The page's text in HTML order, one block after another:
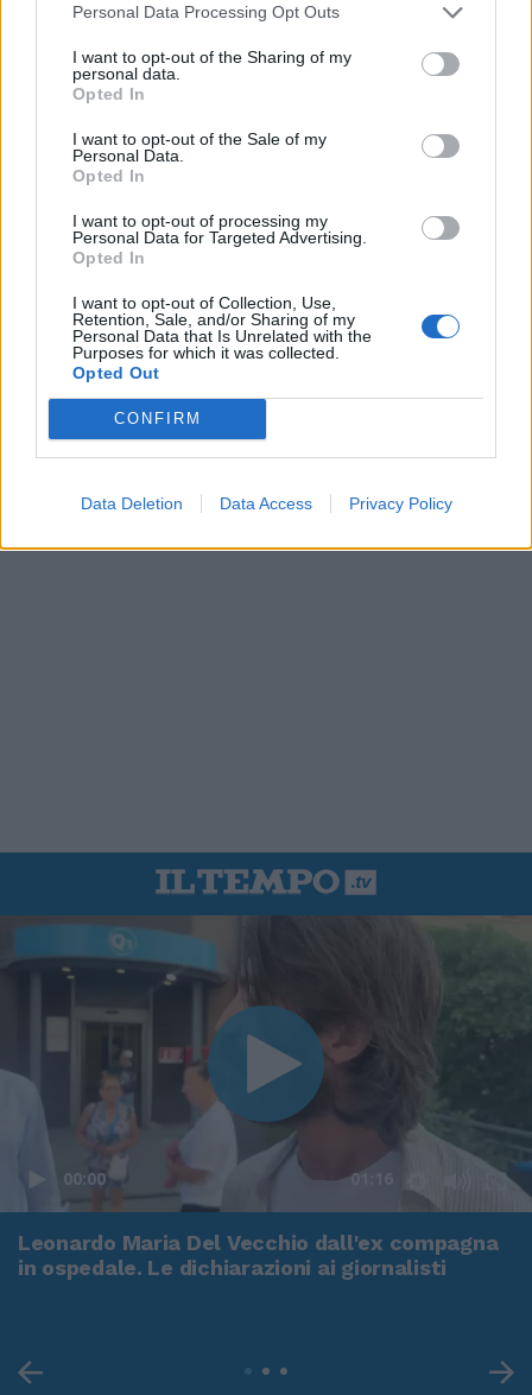
Personal Data Processing Opt Outs
I want to opt-out of the Sharing of my
personal data.
Opted In
I want to opt-out of the Sale of my
Personal Data.
Opted In
I want to opt-out of processing my
Personal Data for Targeted Advertising.
Opted In
I want to opt-out of Collection, Use,
Retention, Sale, and/or Sharing of my
Personal Data that Is Unrelated with the
Purposes for which it was collected.
Opted Out
CONFIRM
Data Deletion Data Access Privacy Policy
00:00 01:16
Leonardo Maria Del Vecchio dall'ex compagna
in ospedale. Le dichiarazioni ai giornalisti